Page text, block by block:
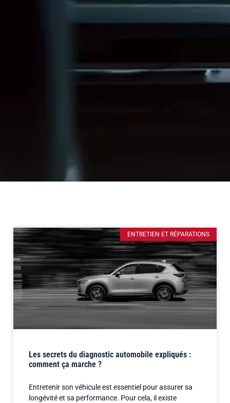
ENTRETIEN ET RÉPARATIONS
Les secrets du diagnostic automobile expliqués :
comment ça marche ?
Entretenir son véhicule est essentiel pour assurer sa
longévité et sa performance. Pour cela, il existe